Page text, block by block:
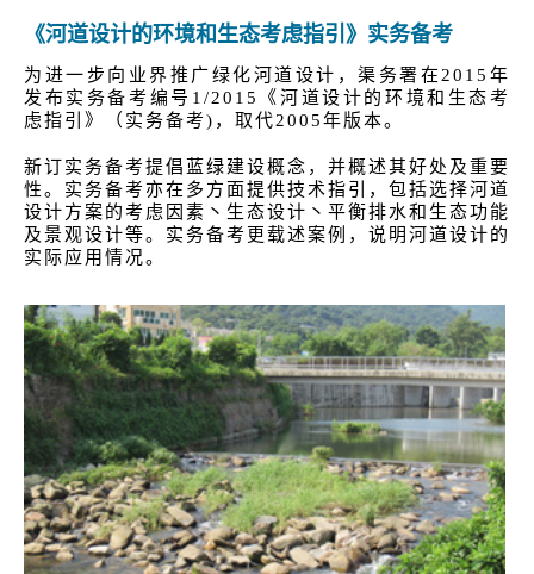
《河道设计的环境和生态考虑指引》实务备考
为进一步向业界推广绿化河道设计，渠务署在2015年
发布实务备考编号1/2015《河道设计的环境和生态考
虑指引》（实务备考)，取代2005年版本。
新订实务备考提倡蓝绿建设概念，并概述其好处及重要
性。实务备考亦在多方面提供技术指引，包括选择河道
设计方案的考虑因素丶生态设计丶平衡排水和生态功能
及景观设计等。实务备考更载述案例，说明河道设计的
实际应用情况。